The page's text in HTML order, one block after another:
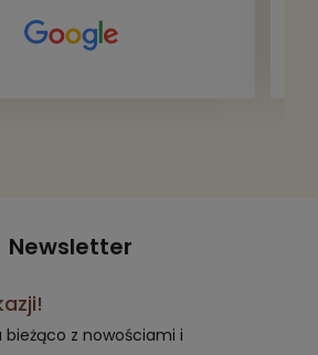
bank 🙂
Newsletter
bieżąco z nowościami i